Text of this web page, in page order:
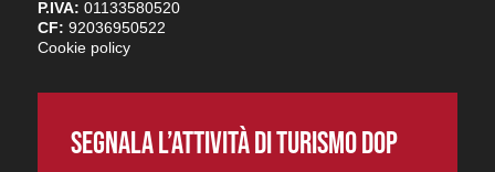
P.IVA: 01133580520
CF: 92036950522
Cookie policy
SEGNALA L’ATTIVITÀ DI TURISMO DOP